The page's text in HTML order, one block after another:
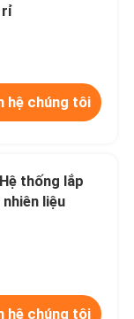
rỉ
hệ chúng tôi
thống lắp
liệu
hệ chúng tôi